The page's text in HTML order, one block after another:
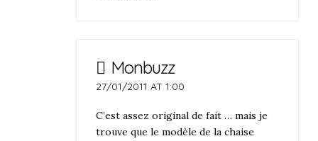
Monbuzz
27/01/2011 AT 1:00
C’est assez original de fait … mais je
trouve que le modèle de la chaise